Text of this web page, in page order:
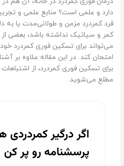
دارد و علمی است؟ منابع علمی و
فرد کمردرد مزمن و طولانی‌مدت یا
کمر و سیاتیک نداشته باشد، بعضی از
برای تسکین فوری کمردرد، از
مطلع می‌شوید.